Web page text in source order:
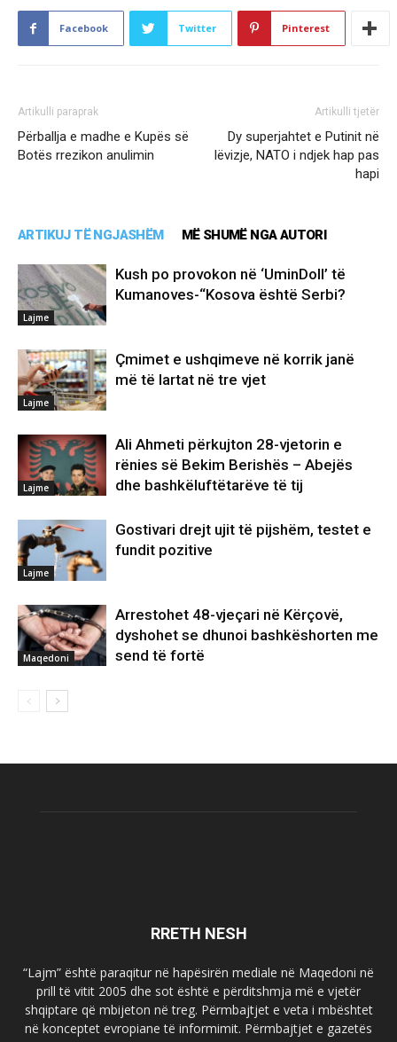
Facebook Twitter Pinterest
Artikulli paraprak
Përballja e madhe e Kupës së
Botës rrezikon anulimin
Artikulli tjetër
Dy superjahtet e Putinit në
lëvizje, NATO i ndjek hap pas
hapi
ARTIKUJ TË NGJASHËM MË SHUMË NGA AUTORI
Lajme
Kush po provokon në ‘UminDoll’ të
Kumanoves-“Kosova është Serbi?
Lajme
Çmimet e ushqimeve në korrik janë
më të lartat në tre vjet
Lajme
Ali Ahmeti përkujton 28-vjetorin e
rënies së Bekim Berishës – Abejës
dhe bashkëluftëtarëve të tij
Lajme
Gostivari drejt ujit të pijshëm, testet e
fundit pozitive
Maqedoni
Arrestohet 48-vjeçari në Kërçovë,
dyshohet se dhunoi bashkëshorten me
send të fortë
RRETH NESH
“Lajm” është paraqitur në hapësirën mediale në Maqedoni në
prill të vitit 2005 dhe sot është e përditshmja më e vjetër
shqiptare që mbijeton në treg. Përmbajtjet e veta i mbështet
në konceptet evropiane të informimit. Përmbajtjet e gazetës